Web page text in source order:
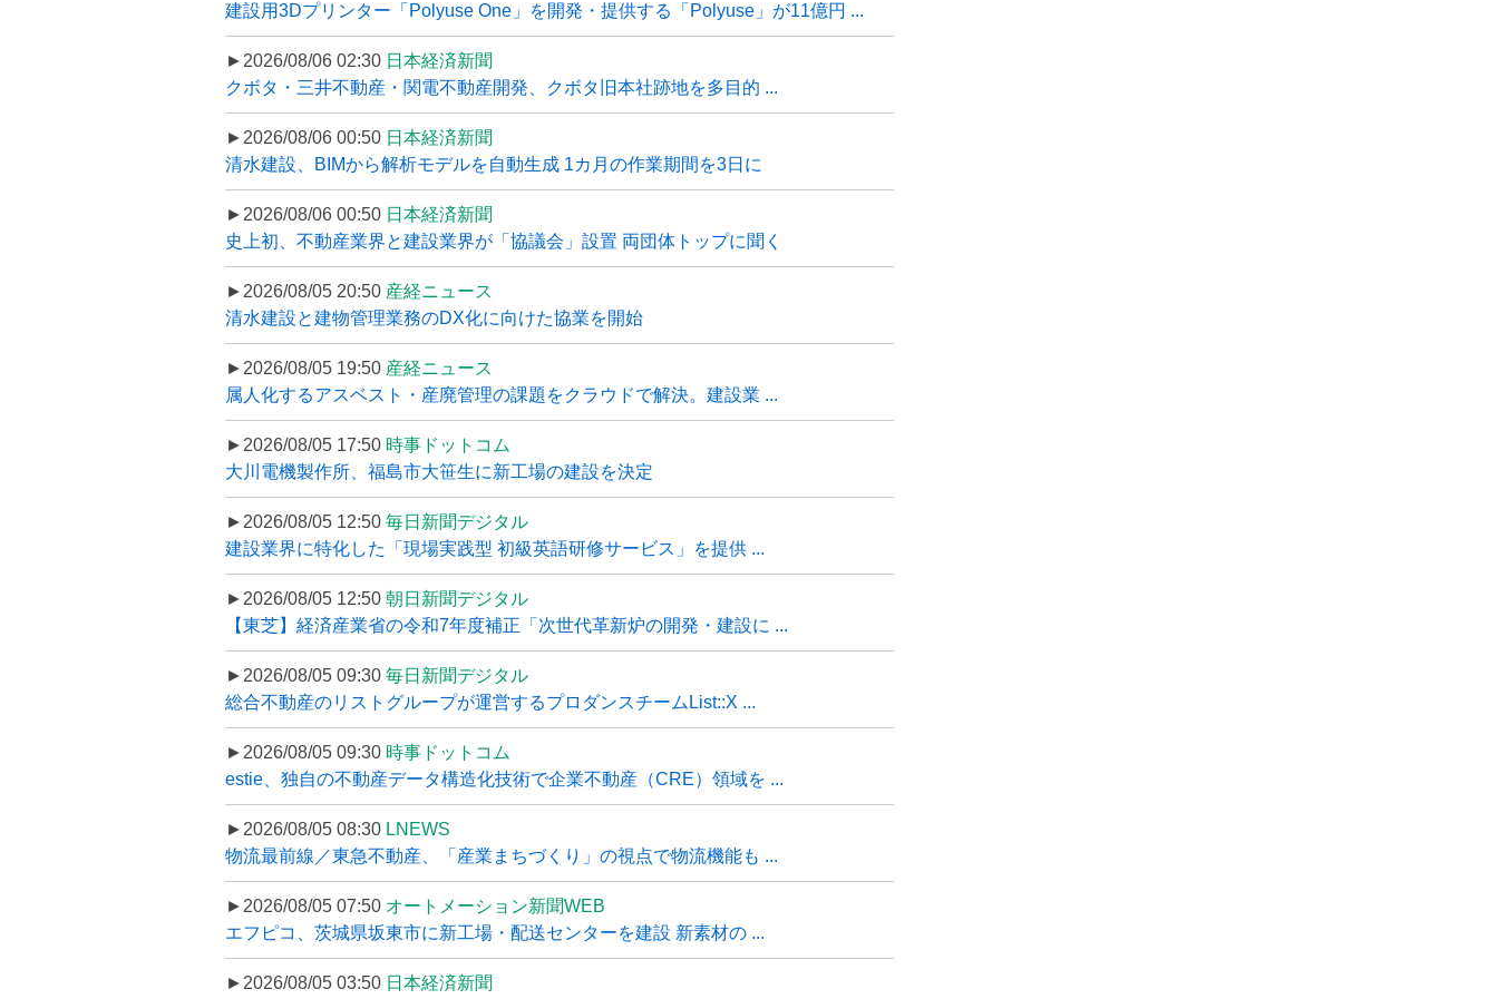
建設用3Dプリンター「Polyuse One」を開発・提供する「Polyuse」が11億円 ...
►2026/08/06 02:30 日本経済新聞
クボタ・三井不動産・関電不動産開発、クボタ旧本社跡地を多目的 ...
►2026/08/06 00:50 日本経済新聞
清水建設、BIMから解析モデルを自動生成 1カ月の作業期間を3日に
►2026/08/06 00:50 日本経済新聞
史上初、不動産業界と建設業界が「協議会」設置 両団体トップに聞く
►2026/08/05 20:50 産経ニュース
清水建設と建物管理業務のDX化に向けた協業を開始
►2026/08/05 19:50 産経ニュース
属人化するアスベスト・産廃管理の課題をクラウドで解決。建設業 ...
►2026/08/05 17:50 時事ドットコム
大川電機製作所、福島市大笹生に新工場の建設を決定
►2026/08/05 12:50 毎日新聞デジタル
建設業界に特化した「現場実践型 初級英語研修サービス」を提供 ...
►2026/08/05 12:50 朝日新聞デジタル
【東芝】経済産業省の令和7年度補正「次世代革新炉の開発・建設に ...
►2026/08/05 09:30 毎日新聞デジタル
総合不動産のリストグループが運営するプロダンスチームList::X ...
►2026/08/05 09:30 時事ドットコム
estie、独自の不動産データ構造化技術で企業不動産（CRE）領域を ...
►2026/08/05 08:30 LNEWS
物流最前線／東急不動産、「産業まちづくり」の視点で物流機能も ...
►2026/08/05 07:50 オートメーション新聞WEB
エフピコ、茨城県坂東市に新工場・配送センターを建設 新素材の ...
►2026/08/05 03:50 日本経済新聞